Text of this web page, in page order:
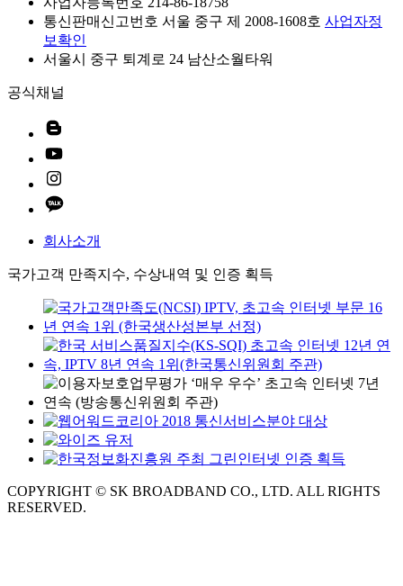
통신판매신고번호 서울 중구 제 2008-1608호 사업자정
보확인
서울시 중구 퇴계로 24 남산소월타워
공식채널
회사소개
국가고객 만족지수, 수상내역 및 인증 획득
COPYRIGHT © SK BROADBAND CO., LTD. ALL RIGHTS
RESERVED.